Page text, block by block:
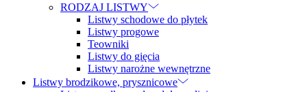
RODZAJ LISTWY
Listwy schodowe do płytek
Listwy progowe
Teowniki
Listwy do gięcia
Listwy narożne wewnętrzne
Listwy brodzikowe, prysznicowe